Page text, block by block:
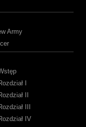
Army
I
II
III
IV